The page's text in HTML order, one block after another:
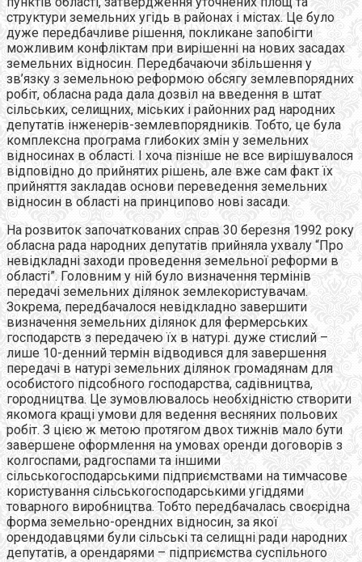
структури земельних угідь в районах і містах. Це було
дуже передбачливе рішення, покликане запобігти
можливим конфліктам при вирішенні на нових засадах
земельних відносин. Передбачаючи збільшення у
зв’язку з земельною реформою обсягу землевпорядних
робіт, обласна рада дала дозвіл на введення в штат
сільських, селищних, міських і районних рад народних
депутатів інженерів-землевпорядників. Тобто, це була
комплексна програма глибоких змін у земельних
відносинах в області. І хоча пізніше не все вирішувалося
відповідно до прийнятих рішень, але вже сам факт їх
прийняття закладав основи переведення земельних
відносин в області на принципово нові засади.
На розвиток започаткованих справ 30 березня 1992 року
обласна рада народних депутатів прийняла ухвалу “Про
невідкладні заходи проведення земельної реформи в
області”. Головним у ній було визначення термінів
передачі земельних ділянок землекористувачам.
Зокрема, передбачалося невідкладно завершити
визначення земельних ділянок для фермерських
господарств з передачею їх в натурі. дуже стислий –
лише 10-денний термін відводився для завершення
передачі в натурі земельних ділянок громадянам для
особистого підсобного господарства, садівництва,
городництва. Це зумовлювалось необхідністю створити
якомога кращі умови для ведення весняних польових
робіт. З цією ж метою протягом двох тижнів мало бути
завершене оформлення на умовах оренди договорів з
колгоспами, радгоспами та іншими
сільськогосподарськими підприємствами на тимчасове
користування сільськогосподарськими угіддями
товарного виробництва. Тобто передбачалась своєрідна
форма земельно-орендних відносин, за якої
орендодавцями були сільські та селищні ради народних
депутатів, а орендарями – підприємства суспільного